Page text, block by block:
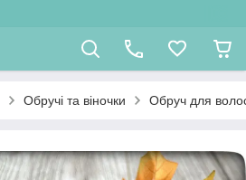
Обручі та віночки Обруч для